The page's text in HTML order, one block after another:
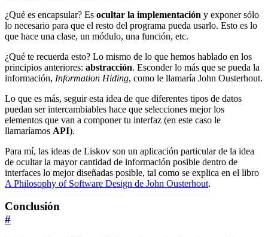
¿Qué es encapsular? Es ocultar la implementación y exponer sólo
lo necesario para que el resto del programa pueda usarlo. Esto es lo
que hace una clase, un módulo, una función, etc.
¿Qué te recuerda esto? Lo mismo de lo que hemos hablado en los
principios anteriores: abstracción. Esconder lo más que se pueda la
información, Information Hiding, como le llamaría John Ousterhout.
Lo que es más, seguir esta idea de que diferentes tipos de datos
puedan ser intercambiables hace que selecciones mejor los
elementos que van a componer tu interfaz (en este caso le
llamaríamos API).
Para mí, las ideas de Liskov son un aplicación particular de la idea
de ocultar la mayor cantidad de información posible dentro de
interfaces lo mejor diseñadas posible, tal como se explica en el libro
A Philosophy of Software Design de John Ousterhout.
Conclusión
#